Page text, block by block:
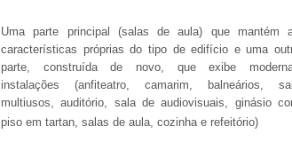
Uma parte principal (salas de aula) que mantém
características próprias do tipo de edifício e uma
parte, construída de novo, que exibe
instalações (anfiteatro, camarim, balneários,
multiusos, auditório, sala de audiovisuais, ginásio
piso em tartan, salas de aula, cozinha e refeitório)